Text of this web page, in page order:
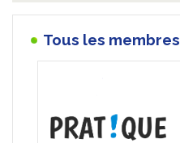
Tous les membres